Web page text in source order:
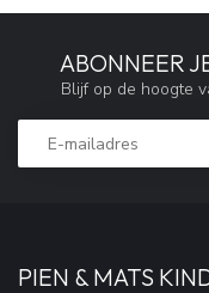
ABONNEER
Blijf op de hoogte
PIEN & MATS